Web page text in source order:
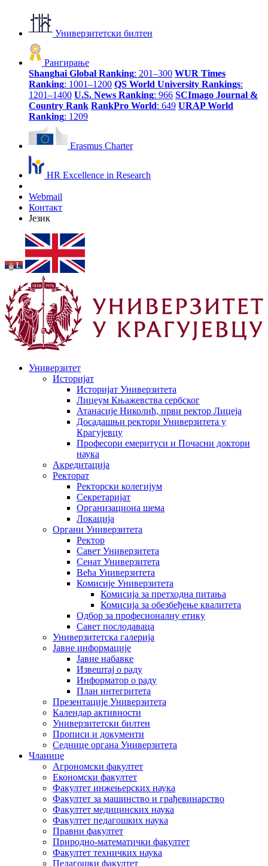
Универзитетски билтен
Рангирање
Shanghai Global Ranking: 201–300 WUR Times
Ranking: 1001–1200 QS World University Rankings:
1201–1400 U.S. News Ranking: 966 SCImago Journal &
Country Rank RankPro World: 649 URAP World
Ranking: 1209
Erasmus Charter
HR Excellence in Research
Webmail
Контакт
Језик
Универзитет
Историјат
Историјат Универзитета
Лицеум Књажевства сербског
Атанасије Николић, први ректор Лицеја
Досадашњи ректори Универзитета у
Крагујевцу
Професори емеритуси и Почасни доктори
наука
Акредитација
Ректорат
Ректорски колегијум
Секретаријат
Организациона шема
Локација
Органи Универзитета
Ректор
Савет Универзитета
Сенат Универзитета
Већа Универзитета
Комисије Универзитета
Комисија за претходна питања
Комисија за обезбеђење квалитета
Одбор за професионалну етику
Савет послодаваца
Универзитетска галерија
Јавне информације
Јавне набавке
Извештај о раду
Информатор о раду
План интегритета
Презентације Универзитета
Календар активности
Универзитетски билтен
Прописи и документи
Седнице органа Универзитета
Чланице
Агрономски факултет
Економски факултет
Факултет инжењерских наука
Факултет за машинство и грађевинарство
Факултет медицинских наука
Факултет педагошких наука
Правни факултет
Природно-математички факултет
Факултет техничких наука
Педагошки факултет